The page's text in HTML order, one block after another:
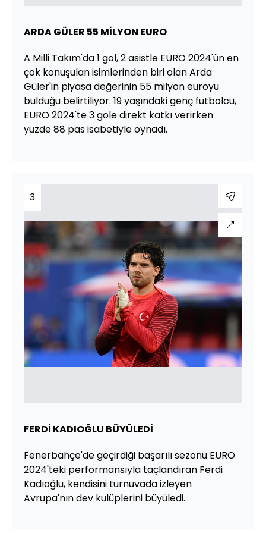
ARDA GÜLER 55 MİLYON EURO
A Milli Takım'da 1 gol, 2 asistle EURO 2024'ün en
çok konuşulan isimlerinden biri olan Arda
Güler'in piyasa değerinin 55 milyon euroyu
bulduğu belirtiliyor. 19 yaşındaki genç futbolcu,
EURO 2024'te 3 gole direkt katkı verirken
yüzde 88 pas isabetiyle oynadı.
3
FERDİ KADIOĞLU BÜYÜLEDİ
Fenerbahçe'de geçirdiği başarılı sezonu EURO
2024'teki performansıyla taçlandıran Ferdi
Kadıoğlu, kendisini turnuvada izleyen
Avrupa'nın dev kulüplerini büyüledi.